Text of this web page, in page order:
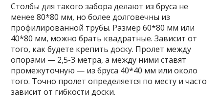
Столбы для такого забора делают из бруса не
менее 80*80 мм, но более долговечны из
профилированной трубы. Размер 60*80 мм или
40*80 мм, можно брать квадратные. Зависит от
того, как будете крепить доску. Пролет между
опорами — 2,5-3 метра, а между ними ставят
промежуточную — из бруса 40*40 мм или около
того. Точно пролет определяется по месту и часто
зависит от гибкости доски.